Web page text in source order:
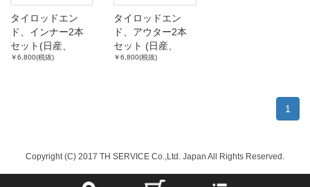
タイロッドエン
ド、インナー2本
セット(日産、
P510,610、
￥6,800(税抜)
タイロッドエン
ド、アウター2本
セット (日産、
P510,610、
￥6,800(税抜)
1
Copyright (C) 2017 TH SERVICE Co.,Ltd. Japan All Rights Reserved.